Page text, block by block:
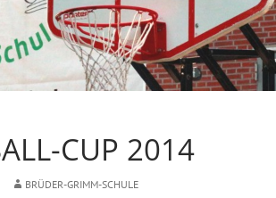
CUP 2014
BRÜDER-GRIMM-SCHULE